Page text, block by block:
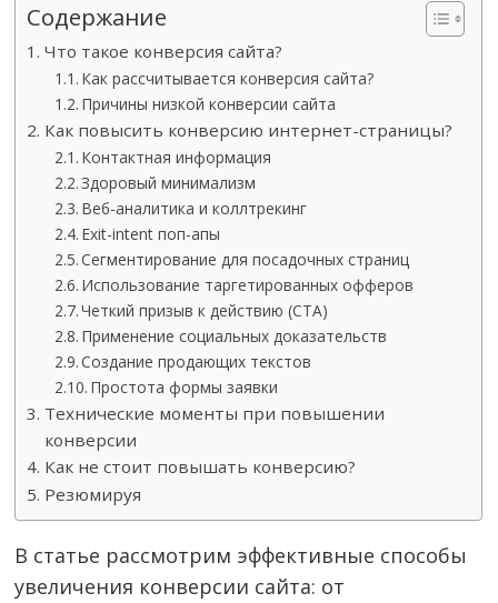
Содержание
Что такое конверсия сайта?
Как рассчитывается конверсия сайта?
Причины низкой конверсии сайта
Как повысить конверсию интернет-страницы?
Контактная информация
Здоровый минимализм
Веб-аналитика и коллтрекинг
Exit-intent поп-апы
Сегментирование для посадочных страниц
Использование таргетированных офферов
Четкий призыв к действию (CTA)
Применение социальных доказательств
Создание продающих текстов
Простота формы заявки
Технические моменты при повышении
конверсии
Как не стоит повышать конверсию?
Резюмируя
В статье рассмотрим эффективные способы
увеличения конверсии сайта: от